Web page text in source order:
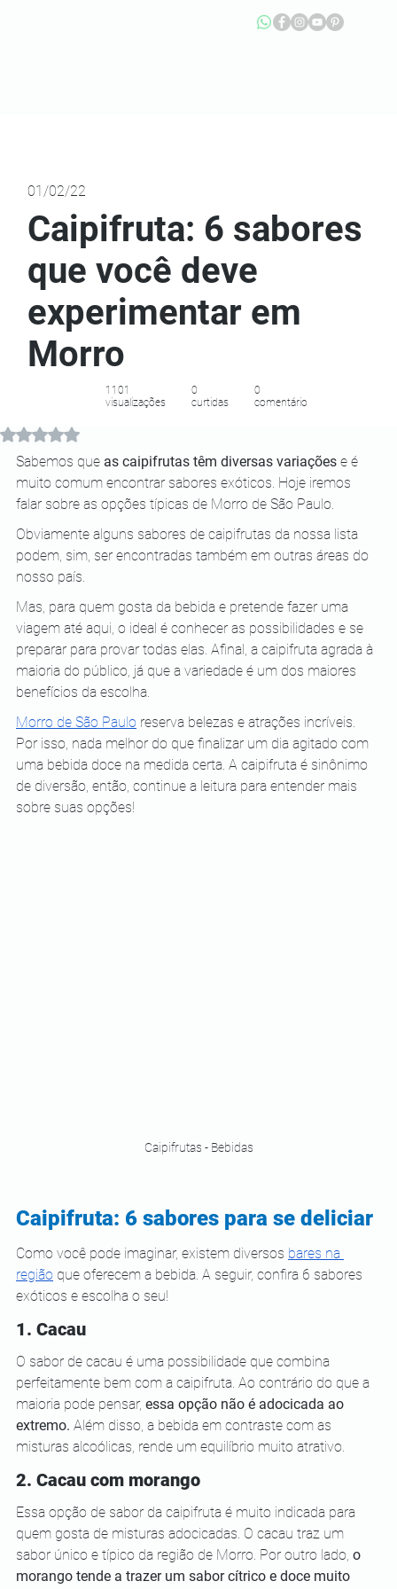
Avaliado com NaN de 5 estrelas.
Sabemos que as caipifrutas têm diversas variações e é
muito comum encontrar sabores exóticos. Hoje iremos
falar sobre as opções típicas de Morro de São Paulo.
Obviamente alguns sabores de caipifrutas da nossa lista
podem, sim, ser encontradas também em outras áreas do
nosso país.
Mas, para quem gosta da bebida e pretende fazer uma
viagem até aqui, o ideal é conhecer as possibilidades e se
preparar para provar todas elas. Afinal, a caipifruta agrada à
maioria do público, já que a variedade é um dos maiores
benefícios da escolha.
Morro de São Paulo reserva belezas e atrações incríveis.
Por isso, nada melhor do que finalizar um dia agitado com
uma bebida doce na medida certa. A caipifruta é sinônimo
de diversão, então, continue a leitura para entender mais
sobre suas opções!
Caipifrutas - Bebidas
Caipifruta: 6 sabores para se deliciar
Como você pode imaginar, existem diversos bares na
região que oferecem a bebida. A seguir, confira 6 sabores
exóticos e escolha o seu!
1. Cacau
O sabor de cacau é uma possibilidade que combina
perfeitamente bem com a caipifruta. Ao contrário do que a
maioria pode pensar, essa opção não é adocicada ao
extremo. Além disso, a bebida em contraste com as
misturas alcoólicas, rende um equilíbrio muito atrativo.
2. Cacau com morango
Essa opção de sabor da caipifruta é muito indicada para
quem gosta de misturas adocicadas. O cacau traz um
sabor único e típico da região de Morro. Por outro lado, o
morango tende a trazer um sabor cítrico e doce muito
1101
visualizações
0
curtidas
0
comentário
Caipifruta: 6 sabores
que você deve
experimentar em
Morro
01/02/22